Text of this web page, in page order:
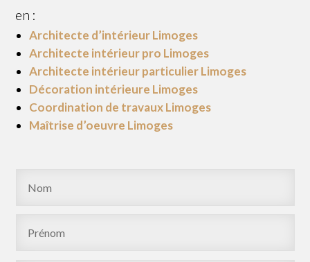
en :
Architecte d’intérieur Limoges
Architecte intérieur pro Limoges
Architecte intérieur particulier Limoges
Décoration intérieure Limoges
Coordination de travaux Limoges
Maîtrise d’oeuvre Limoges